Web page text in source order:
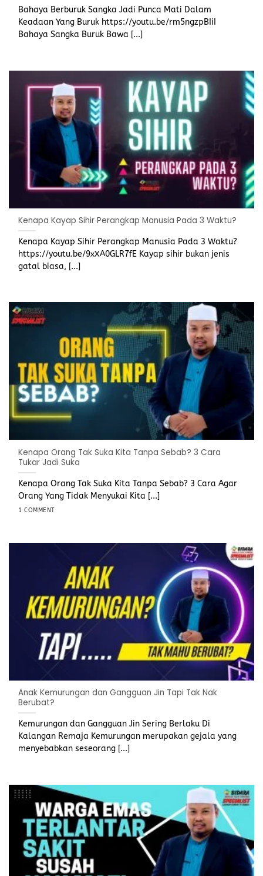
Bahaya Berburuk Sangka Jadi Punca Mati Dalam
Keadaan Yang Buruk https://youtu.be/rm5ngzpBIiI
Bahaya Sangka Buruk Bawa [...]
Kenapa Kayap Sihir Perangkap Manusia Pada 3 Waktu?
Kenapa Kayap Sihir Perangkap Manusia Pada 3 Waktu?
https://youtu.be/9xXA0GLR7fE Kayap sihir bukan jenis
gatal biasa, [...]
Kenapa Orang Tak Suka Kita Tanpa Sebab? 3 Cara
Tukar Jadi Suka
Kenapa Orang Tak Suka Kita Tanpa Sebab? 3 Cara Agar
Orang Yang Tidak Menyukai Kita [...]
1 COMMENT
Anak Kemurungan dan Gangguan Jin Tapi Tak Nak
Berubat?
Kemurungan dan Gangguan Jin Sering Berlaku Di
Kalangan Remaja Kemurungan merupakan gejala yang
menyebabkan seseorang [...]